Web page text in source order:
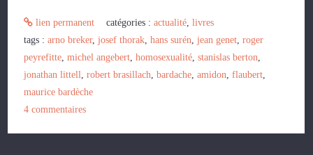
lien permanent catégories :actualité ,livres
tags :arno breker,josef thorak ,hans surén ,jean genet ,roger
peyrefitte ,michel angebert ,homosexualité ,stanislas berton
jonathan littell ,robert brasillach ,bardache ,amidon ,flaubert
maurice bardèche
4 commentaires